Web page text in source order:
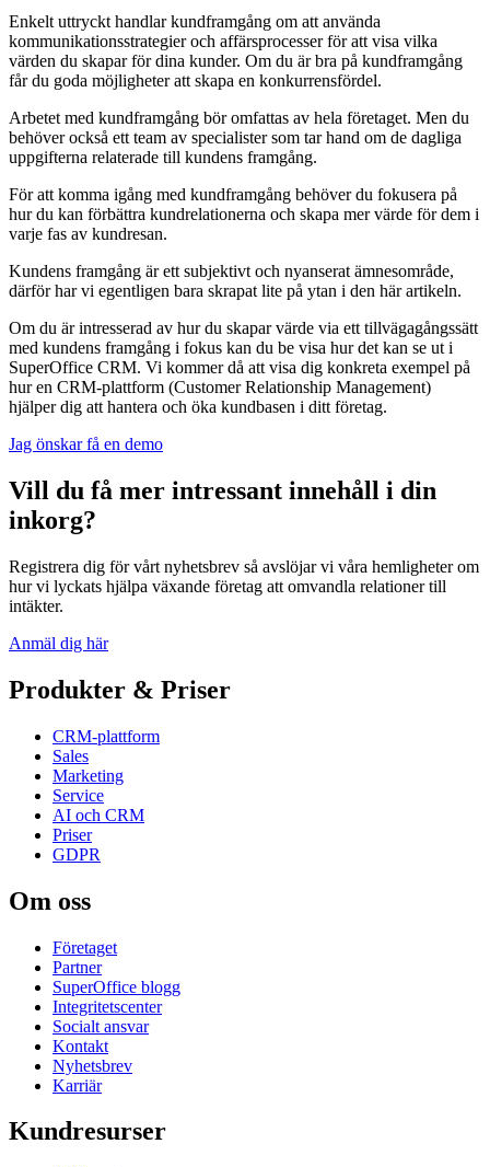
Enkelt uttryckt handlar kundframgång om att använda
kommunikationsstrategier och affärsprocesser för att visa vilka
värden du skapar för dina kunder. Om du är bra på kundframgång
får du goda möjligheter att skapa en konkurrensfördel.
Arbetet med kundframgång bör omfattas av hela företaget. Men du
behöver också ett team av specialister som tar hand om de dagliga
uppgifterna relaterade till kundens framgång.
För att komma igång med kundframgång behöver du fokusera på
hur du kan förbättra kundrelationerna och skapa mer värde för dem i
varje fas av kundresan.
Kundens framgång är ett subjektivt och nyanserat ämnesområde,
därför har vi egentligen bara skrapat lite på ytan i den här artikeln.
Om du är intresserad av hur du skapar värde via ett tillvägagångssätt
med kundens framgång i fokus kan du be visa hur det kan se ut i
SuperOffice CRM. Vi kommer då att visa dig konkreta exempel på
hur en CRM-plattform (Customer Relationship Management)
hjälper dig att hantera och öka kundbasen i ditt företag.
Jag önskar få en demo
Vill du få mer intressant innehåll i din
inkorg?
Registrera dig för vårt nyhetsbrev så avslöjar vi våra hemligheter om
hur vi lyckats hjälpa växande företag att omvandla relationer till
intäkter.
Anmäl dig här
Produkter & Priser
CRM-plattform
Sales
Marketing
Service
AI och CRM
Priser
GDPR
Om oss
Företaget
Partner
SuperOffice blogg
Integritetscenter
Socialt ansvar
Kontakt
Nyhetsbrev
Karriär
Kundresurser